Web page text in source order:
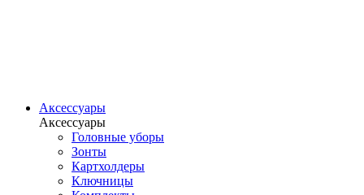
Аксессуары
Аксессуары
Головные уборы
Зонты
Картхолдеры
Ключницы